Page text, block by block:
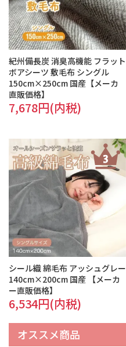
紀州備長炭 消臭高機能 フラット
ボアシーツ 敷毛布 シングル
150cm×250cm 国産【メーカ
直販価格】
7,678円(内税)
シール織 綿毛布 アッシュグレー
140cm×200cm 国産 【メーカ
ー直販価格】
6,534円(内税)
オススメ商品